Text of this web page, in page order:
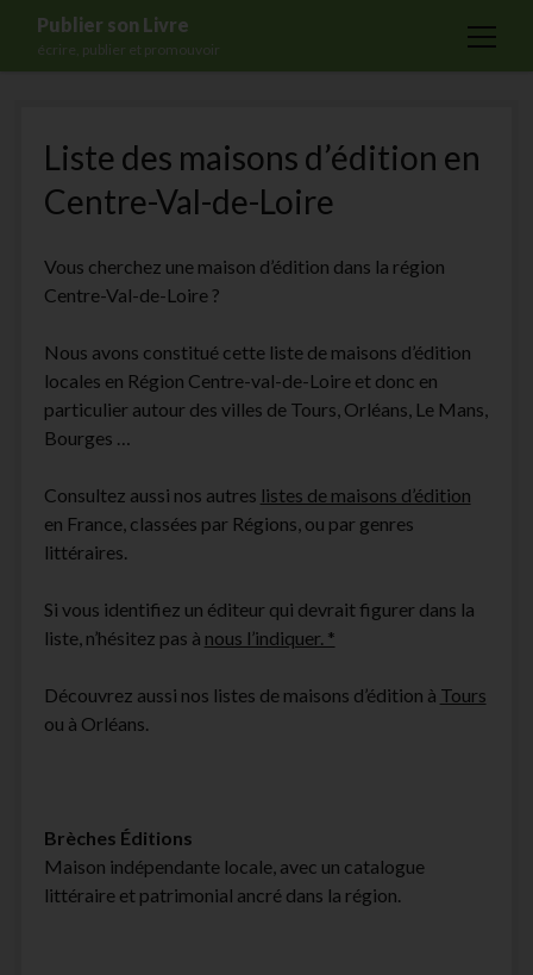
Publier son Livre
écrire, publier et promouvoir
open
Formations
Services
Auto-édition
Ecriture
Actualités
A propos
Contact
facebookinstagram
Liste des maisons d’édition en
Centre-Val-de-Loire
Vous cherchez une maison d’édition dans la région
Centre-Val-de-Loire ?
Nous avons constitué cette liste de maisons d’édition
locales en Région Centre-val-de-Loire et donc en
particulier autour des villes de Tours, Orléans, Le Mans,
Bourges …
Consultez aussi nos autres listes de maisons d’édition
en France, classées par Régions, ou par genres
littéraires.
Si vous identifiez un éditeur qui devrait figurer dans la
liste, n’hésitez pas à nous l’indiquer. *
Découvrez aussi nos listes de maisons d’édition à Tours
ou à Orléans.
Brèches Éditions
Maison indépendante locale, avec un catalogue
littéraire et patrimonial ancré dans la région.